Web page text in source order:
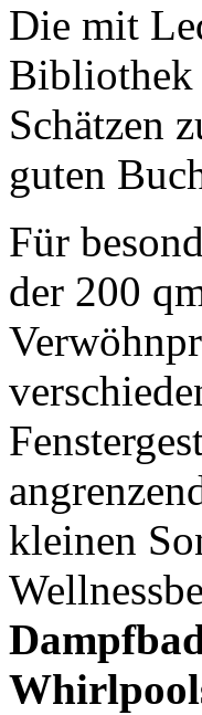
Die mit
Bibliothek
Schätzen
guten
Für
der 200
kleinen